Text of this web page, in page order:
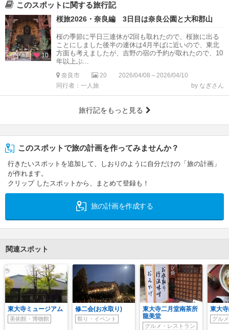
このスポットに関する旅行記
10
桜旅2026・奈良編 3日目は奈良公園と大和郡山
桜の季節に平日三連休が2回も取れたので、桜旅に出る
ことにしました後半の連休は4月半ばに近いので、東北
方面も考えましたが、吉野の宿の予約が取れたので、10
年以上ぶ...
奈良市 20
2026/04/08～2026/04/10
同行者：一人旅
by なぎさん
旅行記をもっと見る
このスポットで旅の計画を作ってみませんか？
行きたいスポットを追加して、しおりのように自分だけの「旅の計画」
が作れます。
クリップ したスポットから、まとめて登録も！
旅の計画を作成する
関連スポット
東大寺ミュージアム
美術館・博物館
修二会(お水取り)
祭り・イベント
東大寺二月堂南茶所
龍美堂
グルメ・レストラン
東大
グル